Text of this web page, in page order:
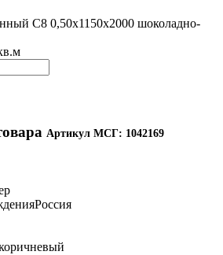
Артикул МСГ: 1042169
Россия